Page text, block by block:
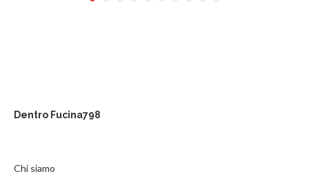
Dentro Fucina798
Chi siamo